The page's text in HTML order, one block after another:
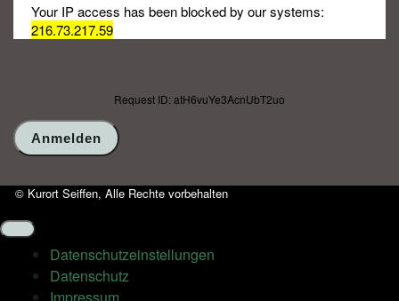
Your IP access has been blocked by our systems:
216.73.217.59
Request ID: atH6vuYe3AcnUbT2uo
© Kurort Seiffen, Alle Rechte vorbehalten
Datenschutz­einstellungen
Datenschutz